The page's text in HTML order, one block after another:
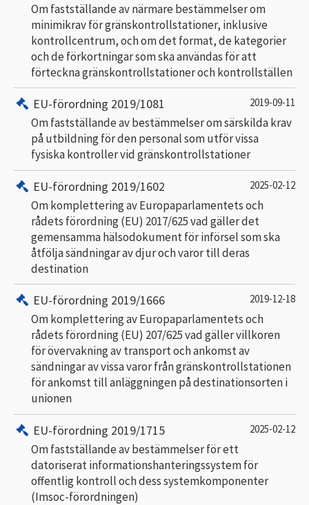
Om fastställande av närmare bestämmelser om
minimikrav för gränskontrollstationer, inklusive
kontrollcentrum, och om det format, de kategorier
och de förkortningar som ska användas för att
förteckna gränskontrollstationer och kontrollställen
EU-förordning 2019/1081 2019-09-11
Om fastställande av bestämmelser om särskilda krav
på utbildning för den personal som utför vissa
fysiska kontroller vid gränskontrollstationer
EU-förordning 2019/1602 2025-02-12
Om komplettering av Europaparlamentets och
rådets förordning (EU) 2017/625 vad gäller det
gemensamma hälsodokument för införsel som ska
åtfölja sändningar av djur och varor till deras
destination
EU-förordning 2019/1666 2019-12-18
Om komplettering av Europaparlamentets och
rådets förordning (EU) 207/625 vad gäller villkoren
för övervakning av transport och ankomst av
sändningar av vissa varor från gränskontrollstationen
för ankomst till anläggningen på destinationsorten i
unionen
EU-förordning 2019/1715 2025-02-12
Om fastställande av bestämmelser för ett
datoriserat informationshanteringssystem för
offentlig kontroll och dess systemkomponenter
(Imsoc-förordningen)